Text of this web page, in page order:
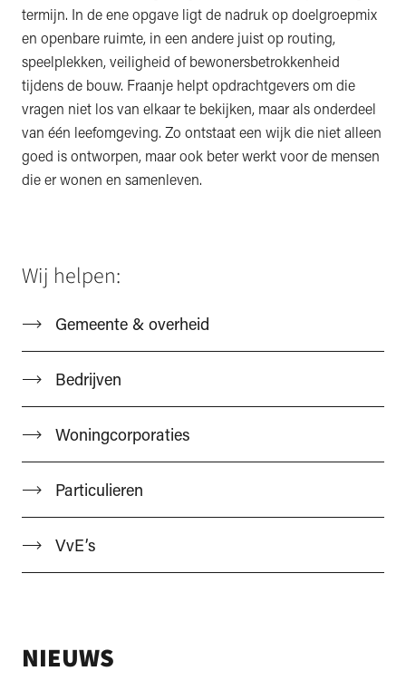
termijn. In de ene opgave ligt de nadruk op doelgroepmix
en openbare ruimte, in een andere juist op routing,
speelplekken, veiligheid of bewonersbetrokkenheid
tijdens de bouw. Fraanje helpt opdrachtgevers om die
vragen niet los van elkaar te bekijken, maar als onderdeel
van één leefomgeving. Zo ontstaat een wijk die niet alleen
goed is ontworpen, maar ook beter werkt voor de mensen
die er wonen en samenleven.
Wij helpen:
Gemeente & overheid
Bedrijven
Woningcorporaties
Particulieren
VvE’s
NIEUWS